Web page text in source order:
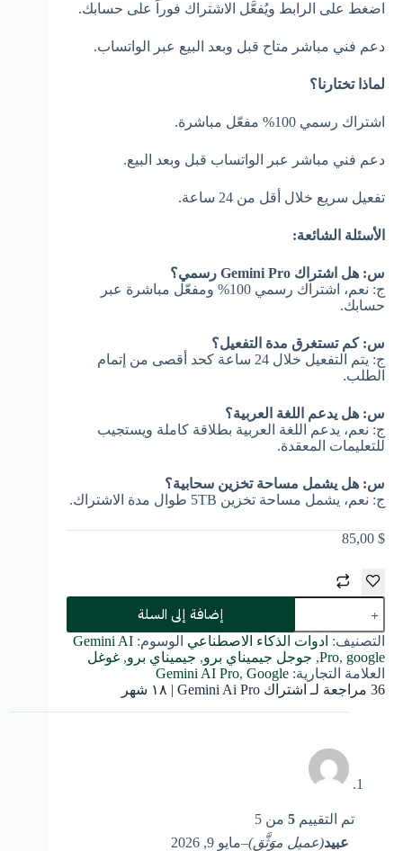
اضغط على الرابط ويُفعَّل الاشتراك فوراً على حسابك.
دعم فني مباشر متاح قبل وبعد البيع عبر الواتساب.
لماذا تختارنا؟
اشتراك رسمي 100% مفعّل مباشرة.
دعم فني مباشر عبر الواتساب قبل وبعد البيع.
تفعيل سريع خلال أقل من 24 ساعة.
الأسئلة الشائعة:
س: هل اشتراك Gemini Pro رسمي؟
ج: نعم، اشتراك رسمي 100% ومفعّل مباشرة عبر
حسابك.
س: كم تستغرق مدة التفعيل؟
ج: يتم التفعيل خلال 24 ساعة كحد أقصى من إتمام
الطلب.
س: هل يدعم اللغة العربية؟
ج: نعم، يدعم اللغة العربية بطلاقة كاملة ويستجيب
للتعليمات المعقدة.
س: هل يشمل مساحة تخزين سحابية؟
ج: نعم، يشمل مساحة تخزين 5TB طوال مدة الاشتراك.
85,00 $
كمية
اشتراك
Gemini
Ai
Pro
|
١٨
إضافة إلى السلة
التصنيف: ادوات الذكاء الاصطناعي الوسوم: Gemini AI
Pro, google
, جوجل جيميناي برو, جيميناي برو, غوغل
العلامة التجارية:
Gemini AI Pro, Google
36 مراجعة لـ
اشتراك Gemini Ai Pro | ١٨ شهر
تم التقييم 5من 5
عبيد(عميل موَثَّق)–مايو 9, 2026